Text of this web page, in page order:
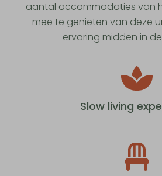
aantal accommodaties van
mee te genieten van deze
ervaring midden in
Slow living